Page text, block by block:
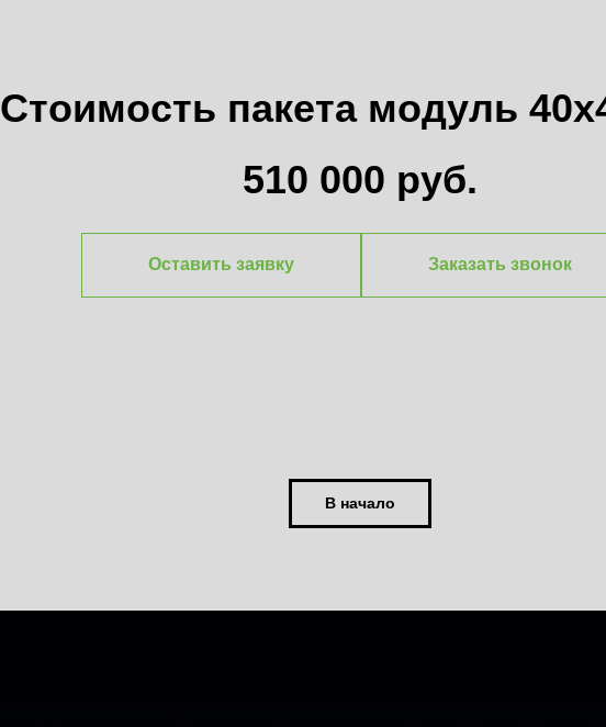
Стоимость пакета модуль
510 000 руб.
Оставить заявку Заказать звонок
В начало